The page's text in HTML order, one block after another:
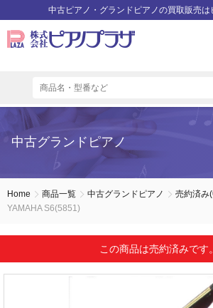
中古ピアノ・グランドピアノの買取販売は
中古グランドピアノ
Home 商品一覧 中古グランドピアノ
売約済み
YAMAHA S6(5851)
この商品は売約済みです。